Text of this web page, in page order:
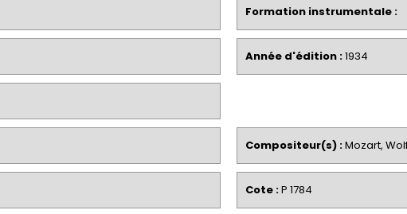
Formation instrumentale :
Année d'édition :1934
Compositeur(s) :Mozart,
Cote :P 1784